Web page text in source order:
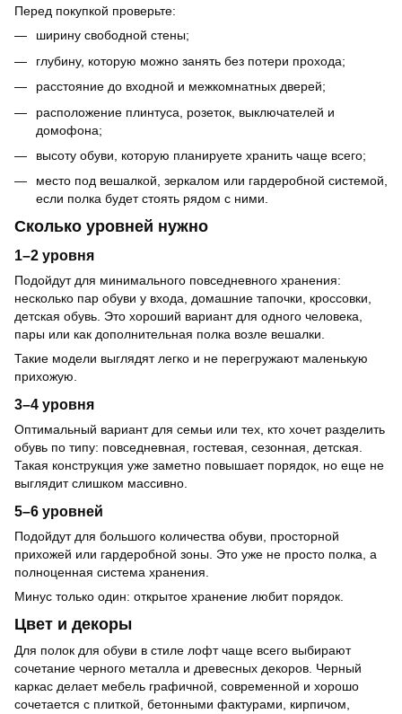
Перед покупкой проверьте:
ширину свободной стены;
глубину, которую можно занять без потери прохода;
расстояние до входной и межкомнатных дверей;
расположение плинтуса, розеток, выключателей и
домофона;
высоту обуви, которую планируете хранить чаще всего;
место под вешалкой, зеркалом или гардеробной системой,
если полка будет стоять рядом с ними.
Сколько уровней нужно
1–2 уровня
Подойдут для минимального повседневного хранения:
несколько пар обуви у входа, домашние тапочки, кроссовки,
детская обувь. Это хороший вариант для одного человека,
пары или как дополнительная полка возле вешалки.
Такие модели выглядят легко и не перегружают маленькую
прихожую.
3–4 уровня
Оптимальный вариант для семьи или тех, кто хочет разделить
обувь по типу: повседневная, гостевая, сезонная, детская.
Такая конструкция уже заметно повышает порядок, но еще не
выглядит слишком массивно.
5–6 уровней
Подойдут для большого количества обуви, просторной
прихожей или гардеробной зоны. Это уже не просто полка, а
полноценная система хранения.
Минус только один: открытое хранение любит порядок.
Цвет и декоры
Для полок для обуви в стиле лофт чаще всего выбирают
сочетание черного металла и древесных декоров. Черный
каркас делает мебель графичной, современной и хорошо
сочетается с плиткой, бетонными фактурами, кирпичом,